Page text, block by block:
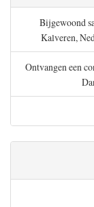
Bijgewoond
Kalveren,
Ontvangen een